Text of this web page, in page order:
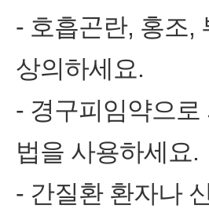
- 호흡곤란, 홍조,
상의하세요.
- 경구피임약으
법을 사용하세요.
- 간질환 환자나